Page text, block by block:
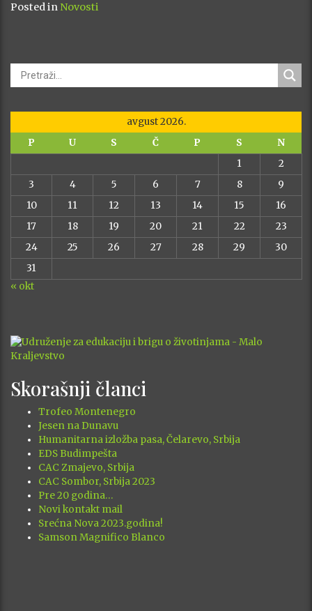
Posted in Novosti
avgust 2026.
P
U S Č P S
N
1
2
3
4 5 6 7 8
9
10
11 12 13 14 15
16
17
18 19 20 21 22
23
24
25 26 27 28 29
30
31
« okt
Skorašnji članci
Trofeo Montenegro
Jesen na Dunavu
Humanitarna izložba pasa, Čelarevo, Srbija
EDS Budimpešta
CAC Zmajevo, Srbija
CAC Sombor, Srbija 2023
Pre 20 godina…
Novi kontakt mail
Srećna Nova 2023.godina!
Samson Magnifico Blanco